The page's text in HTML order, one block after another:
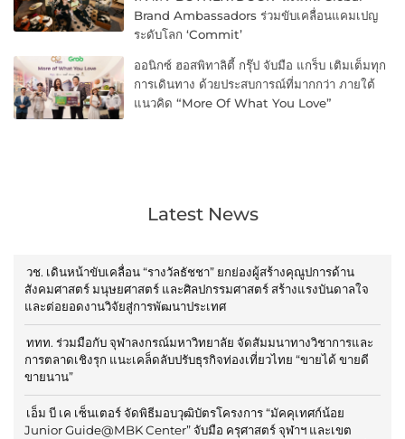
Brand Ambassadors ร่วมขับเคลื่อนแคมเปญ
ระดับโลก ‘Commit’
ออนิกซ์ ฮอสพิทาลิตี้ กรุ๊ป จับมือ แกร็บ เติมเต็มทุก
การเดินทาง ด้วยประสบการณ์ที่มากกว่า ภายใต้
แนวคิด “More Of What You Love”
Latest News
วช. เดินหน้าขับเคลื่อน “รางวัลธัชชา” ยกย่องผู้สร้างคุณูปการด้าน
สังคมศาสตร์ มนุษยศาสตร์ และศิลปกรรมศาสตร์ สร้างแรงบันดาลใจ
และต่อยอดงานวิจัยสู่การพัฒนาประเทศ
ททท. ร่วมมือกับ จุฬาลงกรณ์มหาวิทยาลัย จัดสัมมนาทางวิชาการและ
การตลาดเชิงรุก แนะเคล็ดลับปรับธุรกิจท่องเที่ยวไทย “ขายได้ ขายดี
ขายนาน”
เอ็ม บี เค เซ็นเตอร์ จัดพิธีมอบวุฒิบัตรโครงการ “มัคคุเทศก์น้อย
Junior Guide@MBK Center” จับมือ ครุศาสตร์ จุฬาฯ และเขต